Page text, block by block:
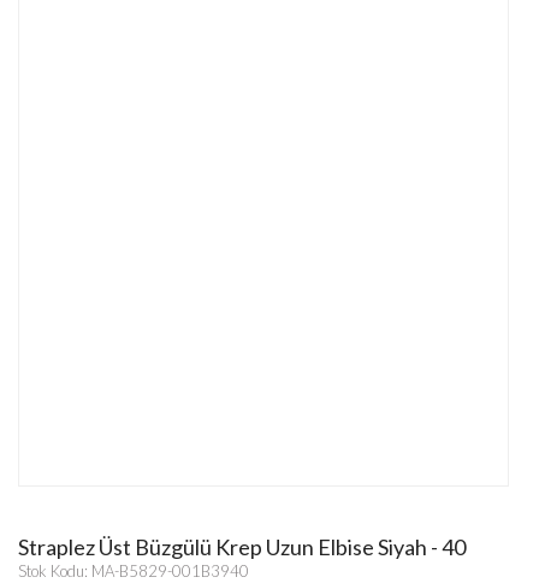
Straplez Üst Büzgülü Krep Uzun Elbise Siyah - 40
Stok Kodu: MA-B5829-001B3940